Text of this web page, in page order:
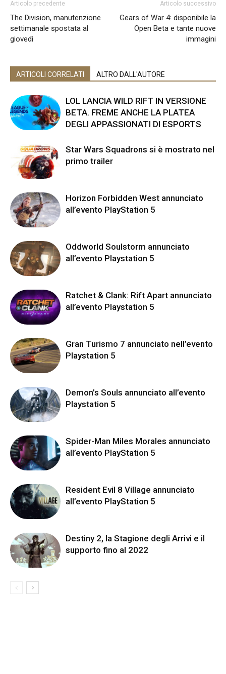
Articolo precedente
The Division, manutenzione
settimanale spostata al
giovedì
Articolo successivo
Gears of War 4: disponibile la
Open Beta e tante nuove
immagini
ARTICOLI CORRELATI ALTRO DALL'AUTORE
LOL LANCIA WILD RIFT IN VERSIONE
BETA. FREME ANCHE LA PLATEA
DEGLI APPASSIONATI DI ESPORTS
Star Wars Squadrons si è mostrato nel
primo trailer
Horizon Forbidden West annunciato
all’evento PlayStation 5
Oddworld Soulstorm annunciato
all’evento Playstation 5
Ratchet & Clank: Rift Apart annunciato
all’evento Playstation 5
Gran Turismo 7 annunciato nell’evento
Playstation 5
Demon’s Souls annunciato all’evento
Playstation 5
Spider-Man Miles Morales annunciato
all’evento PlayStation 5
Resident Evil 8 Village annunciato
all’evento PlayStation 5
Destiny 2, la Stagione degli Arrivi e il
supporto fino al 2022